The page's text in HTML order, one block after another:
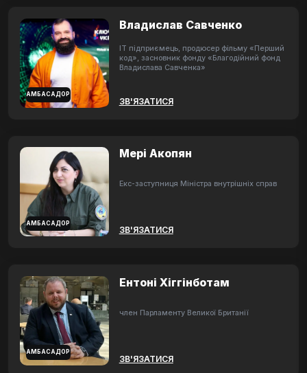
АМБАСАДОР
Владислав Савченко
ІТ підприємець, продюсер фільму «Перший
код», засновник фонду «Благодійний фонд
Владислава Савченка»
ЗВ'ЯЗАТИСЯ
АМБАСАДОР
Мері Акопян
Екс-заступниця Міністра внутрішніх справ
ЗВ'ЯЗАТИСЯ
АМБАСАДОР
Ентоні Хіггінботам
член Парламенту Великої Британії
ЗВ'ЯЗАТИСЯ